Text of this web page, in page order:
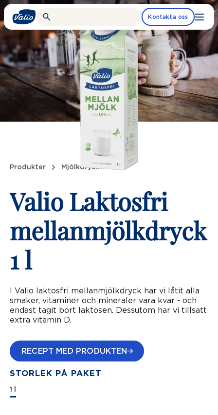
Fortsätt
innehållet
Kontakta oss
Produkter Mjölkdryck
Valio Laktosfri
mellanmjölkdryck
1 l
I Valio laktosfri mellanmjölkdryck har vi låtit alla
smaker, vitaminer och mineraler vara kvar - och
endast tagit bort laktosen. Dessutom har vi tillsatt
extra vitamin D.
RECEPT MED PRODUKTEN
STORLEK PÅ PAKET
1 l